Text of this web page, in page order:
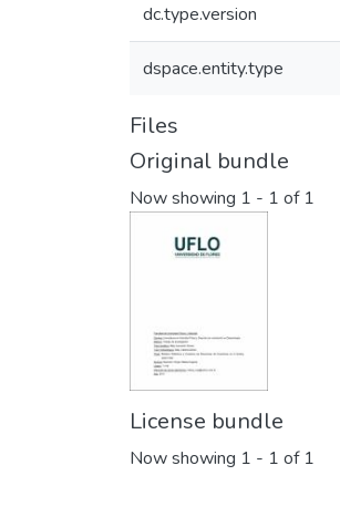
dc.type.version
dspace.entity.type
Files
Original bundle
Now showing 1 - 1 of 1
License bundle
Now showing 1 - 1 of 1